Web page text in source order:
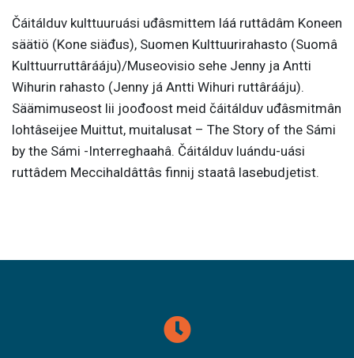
Čáitálduv kulttuuruási uđâsmittem láá ruttâdâm Koneen
säätiö (Kone siäđus), Suomen Kulttuurirahasto (Suomâ
Kulttuurruttârááju)/Museovisio sehe Jenny ja Antti
Wihurin rahasto (Jenny já Antti Wihuri ruttârááju).
Säämimuseost lii joođoost meid čáitálduv uđâsmitmân
lohtâseijee Muittut, muitalusat – The Story of the Sámi
by the Sámi -Interreghaahâ. Čáitálduv luándu-uási
ruttâdem Meccihaldâttâs finnij staatâ lasebudjetist.